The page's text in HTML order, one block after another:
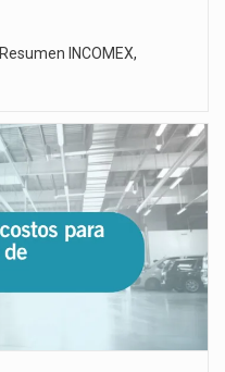
Resumen INCOMEX,